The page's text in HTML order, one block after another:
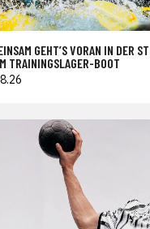
GEHT’S VORAN IN DER
TRAININGSLAGER-BOOT